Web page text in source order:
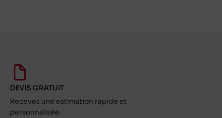
DEVIS GRATUIT
Recevez une estimation rapide et
personnalisée.